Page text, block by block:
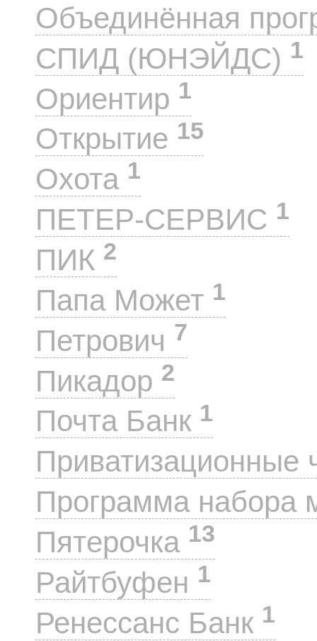
Объединённая
СПИД (ЮНЭЙДС) 1
Ориентир 1
Открытие 15
Охота 1
ПЕТЕР-СЕРВИС 1
ПИК 2
Папа Может 1
Петрович 7
Пикадор 2
Почта Банк 1
Приватизационные
Программа набора
Пятерочка 13
Райтбуфен 1
Ренессанс Банк 1